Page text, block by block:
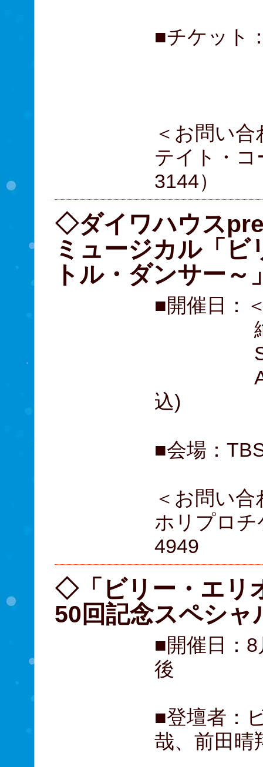
■チケッ
＜お問い合
テイト・コ
3144）
◇ダイワハウス
ミュージカル「
トル・ダンサー～
■開催日：
絶賛上
S席
A席
込)
■会場：
＜お問い合
ホリプロ
4949
◇「ビリー・エリ
50回記念スペシャ
■開催日：
後
■登壇者：
哉、前田晴